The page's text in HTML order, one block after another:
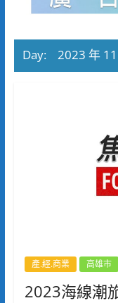
Day: 2023 年
產.經.商業 高雄市
2023海線潮